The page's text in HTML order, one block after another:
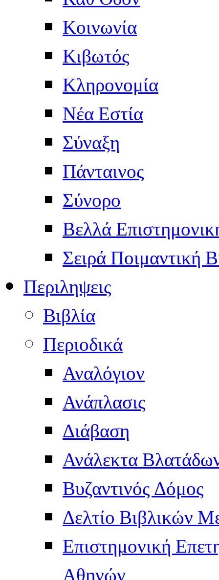
Κοινωνία
Κιβωτός
Κληρονομία
Νέα Εστία
Σύναξη
Πάνταινος
Σύνορο
Βελλά
Σειρά Ποιμαντική
Περιληψεις
Βιβλία
Περιοδικά
Αναλόγιον
Ανάπλασις
Διάβαση
Ανάλεκτα
Βυζαντινός Δόμος
Δελτίο Βιβλικών
Επιστημονική